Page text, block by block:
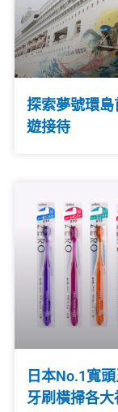
探索夢號環
遊接待
日本No.1寬
牙刷橫掃各